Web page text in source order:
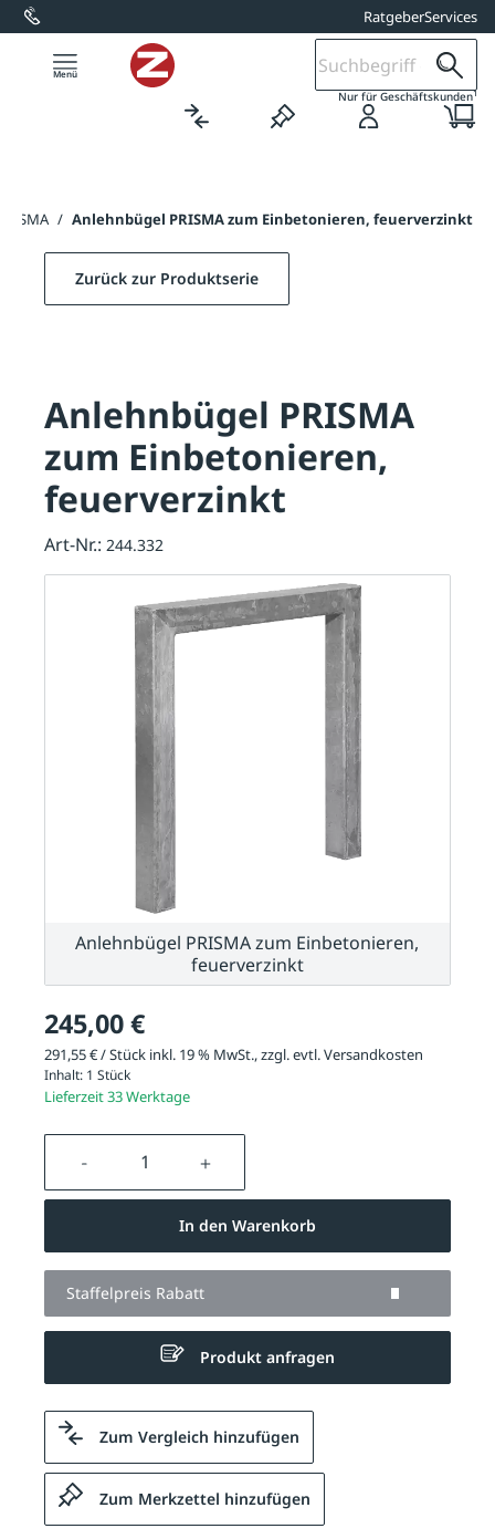
springen RatgeberServices
Nur für Geschäftskunden1
/ Anlehnbügel PRISMA zum Einbetonieren, feuerverzinkt
245,00 €
291,55 € / Stück inkl. 19 % MwSt., zzgl. evtl.Versandkosten
Inhalt: 1 Stück
Lieferzeit 33 Werktage
Produkt Anzahl: Gib den
In den Warenkorb
Staffelpreis Rabatt
Produkt anfragen
Zum Vergleich hinzufügen
Zum Merkzettel hinzufügen
Zurück zur Produktserie
Anlehnbügel PRISMA
zum Einbetonieren,
feuerverzinkt
Art-Nr.: 244.332
Anlehnbügel PRISMA zum Einbetonieren,
feuerverzinkt